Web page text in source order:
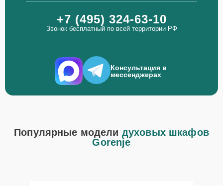
+7 (495) 324-63-10
Звонок бесплатный по всей территории РФ
Консультация в
мессенджерах
Популярные модели духовых шкафов
Gorenje